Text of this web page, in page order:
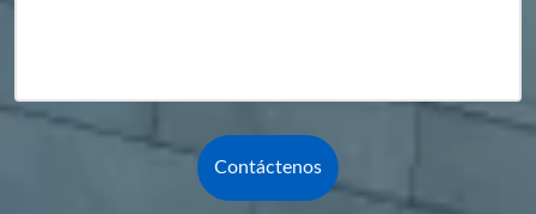
Contáctenos